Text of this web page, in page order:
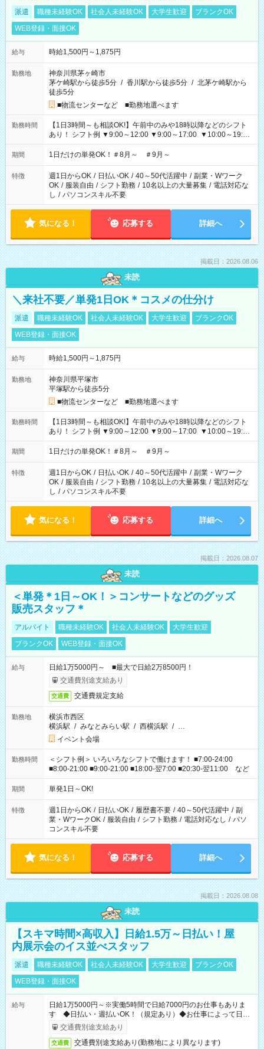
派遣 職種未経験OK 社会人未経験OK 大学生歓迎
ブランクOK
WEB登録・面接OK
給与 時給1,500円～1,875円
勤務地
神奈川県茅ヶ崎市
茅ケ崎駅から徒歩5分 / 香川駅から徒歩5分 / 北茅ケ崎駅から
徒歩5分
■物流センターなど ■勤務地選べます
勤務時間
【1日3時間～も相談OK!】午前中のみや18時以降などのシフト
あり！ シフト例 ▼9:00～12:00 ▼9:00～17:00 ▼10:00～19:00
▼18:00～21:00
期間 1日だけの単発OK！＃8月～ ＃9月～
特徴 週1日からOK / 日払いOK / 40～50代活躍中 / 副業・Wワーク
OK / 服装自由 / シフト勤務 / 10名以上の大量募集 / 電話対応な
し / パソコンスキル不要
気になる！ 応募する 詳細へ
掲載日：2026.08.06
未読
＼来社不要／単発1日OK＊コスメの仕分け
派遣 職種未経験OK 社会人未経験OK 大学生歓迎
ブランクOK
WEB登録・面接OK
給与 時給1,500円～1,875円
勤務地
神奈川県平塚市
平塚駅から徒歩5分
■物流センターなど ■勤務地選べます
勤務時間
【1日3時間～も相談OK!】午前中のみや18時以降などのシフト
あり！ シフト例 ▼9:00～12:00 ▼9:00～17:00 ▼10:00～19:00
▼18:00～21:00
期間 1日だけの単発OK！＃8月～ ＃9月～
特徴 週1日からOK / 日払いOK / 40～50代活躍中 / 副業・Wワーク
OK / 服装自由 / シフト勤務 / 10名以上の大量募集 / 電話対応な
し / パソコンスキル不要
気になる！ 応募する 詳細へ
掲載日：2026.08.07
未読
＜単発＊1日～OK！＞コンサートなどのグッズ
販売スタッフ＊
アルバイト 職種未経験OK 社会人未経験OK
大学生歓迎
ブランクOK
WEB登録・面接OK
給与
日給1万5000円～ ■最大で日給2万8500円！
交通費別途支給あり
交通費 交通費規定支給
勤務地
横浜市西区
横浜駅 / みなとみらい駅 / 西横浜駅 / …
イベント会場
勤務時間
＜シフト例＞ いろいろなシフトで働けます！ ■7:00-24:00
■8:00-21:00 ■9:00-21:00 ■18:00-翌7:00 ■20:30-翌11:00 など
期間 単発1日～OK!
特徴 週1日からOK / 日払いOK / 履歴書不要 / 40～50代活躍中 / 副
業・WワークOK / 服装自由 / シフト勤務 / 電話対応なし / パソ
コンスキル不要
気になる！ 応募する 詳細へ
掲載日：2026.08.08
未読
【スキマ時間×高収入】日給1.5万～日払い！屋
内展示会のイス並べスタッフ
派遣 職種未経験OK 社会人未経験OK 大学生歓迎
ブランクOK
WEB登録・面接OK
給与
日給1万5000円～※実働5時間で日給7000円のお仕事もありま
す ◆日払い・週払いOK！（規定あり）◆お仕事によって日給
も異なります
交通費別途支給あり
交通費 交通費別途支給あり(勤務地により異なります)